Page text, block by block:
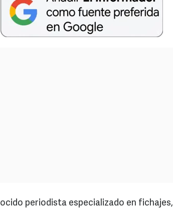
periodista especializado en fichajes,